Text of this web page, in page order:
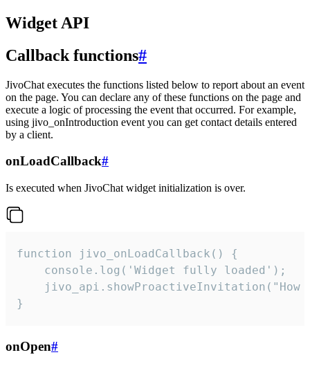
Widget API
Callback functions#
JivoChat executes the functions listed below to report about an event
on the page. You can declare any of these functions on the page and
execute a logic of processing the event that occurred. For example,
using jivo_onIntroduction event you can get contact details entered
by a client.
onLoadCallback#
Is executed when JivoChat widget initialization is over.
function jivo_onLoadCallback() {
    console.log('Widget fully loaded');
jivo_api.showProactiveInvitation("How
}
onOpen#